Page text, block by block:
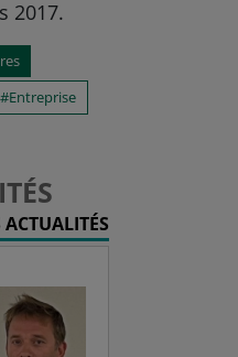
2017.
Entreprise